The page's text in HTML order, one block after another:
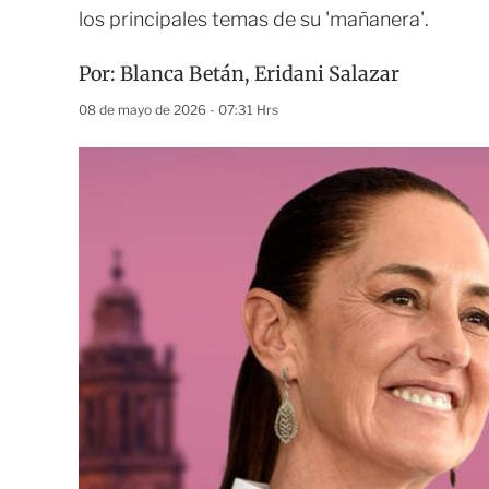
los principales temas de su 'mañanera'.
Por: Blanca Betán, Eridani Salazar
08 de mayo de 2026 - 07:31 Hrs